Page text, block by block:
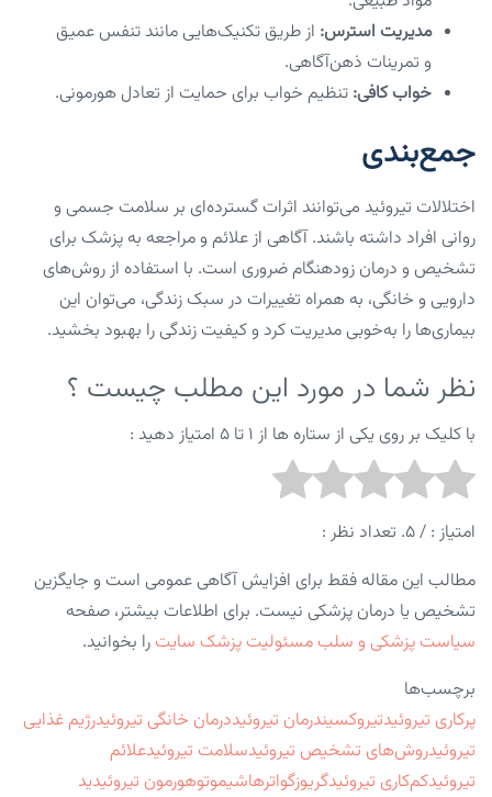
مدیریت استرس: از طریق تکنیک‌هایی مانند تنفس عمیق
و تمرینات ذهن‌آگاهی.
خواب کافی: تنظیم خواب برای حمایت از تعادل هورمونی.
جمع‌بندی
اختلالات تیروئید می‌توانند اثرات گسترده‌ای بر سلامت جسمی و
روانی افراد داشته باشند. آگاهی از علائم و مراجعه به پزشک برای
تشخیص و درمان زودهنگام ضروری است. با استفاده از روش‌های
دارویی و خانگی، به همراه تغییرات در سبک زندگی، می‌توان این
بیماری‌ها را به‌خوبی مدیریت کرد و کیفیت زندگی را بهبود بخشید.
نظر شما در مورد این مطلب چیست ؟
با کلیک بر روی یکی از ستاره ها از ۱ تا ۵ امتیاز دهید :
امتیاز : / ۵. تعداد نظر :
مطالب این مقاله فقط برای افزایش آگاهی عمومی است و جایگزین
تشخیص یا درمان پزشکی نیست. برای اطلاعات بیشتر، صفحه
سیاست پزشکی و سلب مسئولیت پزشک سایت را بخوانید.
برچسب‌ها
پرکاری تیروئیدتیروکسیندرمان تیروئیددرمان خانگی تیروئیدرژیم غذایی
تیروئیدروش‌های تشخیص تیروئیدسلامت تیروئیدعلائم
تیروئیدکم‌کاری تیروئیدگریوزگواترهاشیموتوهورمون تیروئیدید